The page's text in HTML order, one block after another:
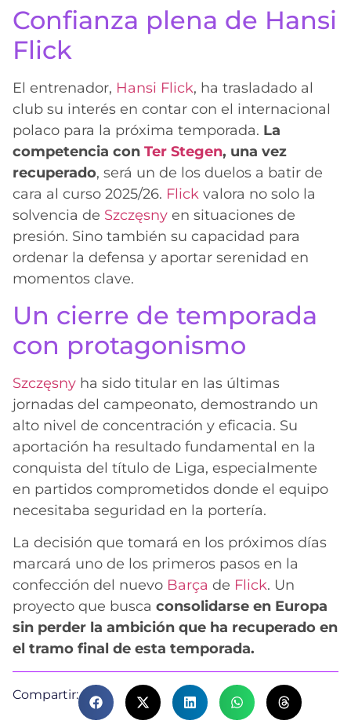
Confianza plena de Hansi
Flick
El entrenador, Hansi Flick, ha trasladado al
club su interés en contar con el internacional
polaco para la próxima temporada. La
competencia con Ter Stegen, una vez
recuperado, será un de los duelos a batir de
cara al curso 2025/26. Flick valora no solo la
solvencia de Szczęsny en situaciones de
presión. Sino también su capacidad para
ordenar la defensa y aportar serenidad en
momentos clave.
Un cierre de temporada
con protagonismo
Szczęsny ha sido titular en las últimas
jornadas del campeonato, demostrando un
alto nivel de concentración y eficacia. Su
aportación ha resultado fundamental en la
conquista del título de Liga, especialmente
en partidos comprometidos donde el equipo
necesitaba seguridad en la portería.
La decisión que tomará en los próximos días
marcará uno de los primeros pasos en la
confección del nuevo Barça de Flick. Un
proyecto que busca consolidarse en Europa
sin perder la ambición que ha recuperado en
el tramo final de esta temporada.
Compartir: